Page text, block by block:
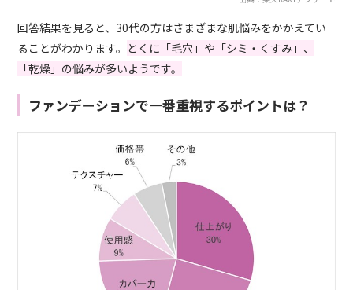
回答結果を見ると、30代の方はさまざまな肌悩みをかかえてい
ることがわかります。 とくに「毛穴」や「シミ・くすみ」、
「乾燥」の悩みが多いようです。
ファンデーションで一番重視するポイントは？